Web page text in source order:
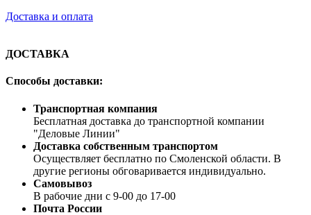
Доставка и оплата
ДОСТАВКА
Способы доставки:
Транспортная компания
Бесплатная доставка до транспортной компании
"Деловые Линии"
Доставка собственным транспортом
Осуществляет бесплатно по Смоленской области. В
другие регионы обговаривается индивидуально.
Самовывоз
В рабочие дни с 9-00 до 17-00
Почта России